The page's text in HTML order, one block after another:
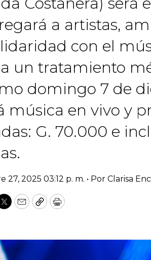
a artistas,
con el
un tratamiento
domingo 7 de
música en vivo y
G. 70.000 e
27, 2025 03:12 p. m. • Por Clarisa
Twitter
EmailCopyPrint